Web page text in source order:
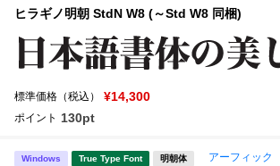
ヒラギノ明朝 StdN W8 (～Std W8 同梱)
標準価格（税込） ¥14,300
ポイント 130pt
Windows True Type Font 明朝体 アーフィック